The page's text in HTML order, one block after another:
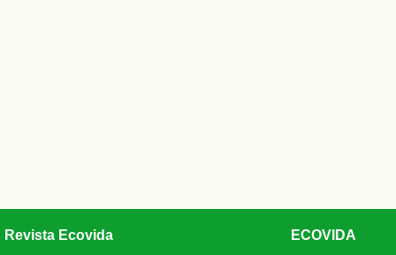
Revista Ecovida
ECOVIDA